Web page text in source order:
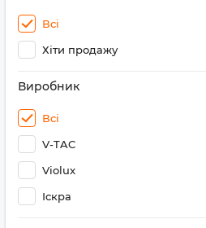
Всі
Хіти продажу
Виробник
Всі
V-TAC
Violux
Іскра